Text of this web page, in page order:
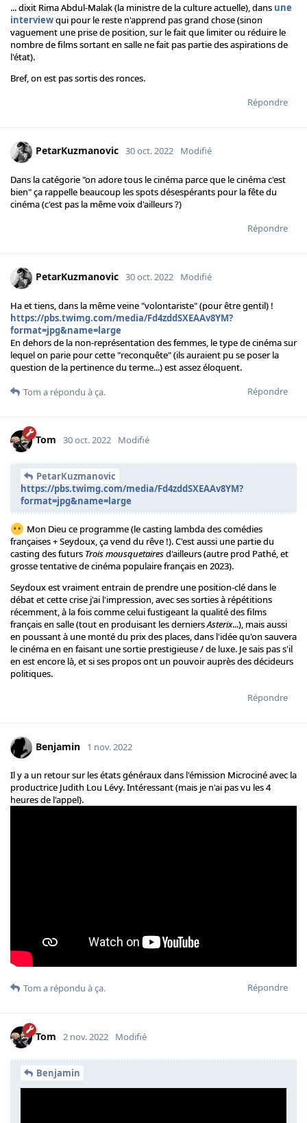
... dixit Rima Abdul-Malak (la ministre de la culture actuelle), dans une
interviewqui pour le reste n'apprend pas grand chose (sinon
vaguement une prise de position, sur le fait que limiter ou réduire le
nombre de films sortant en salle ne fait pas partie des aspirations de
l'état).
Bref, on est pas sortis des ronces.
Répondre
PetarKuzmanovic 30 oct. 2022 Modifié
Dans la catégorie "on adore tous le cinéma parce que le cinéma c'est
bien" ça rappelle beaucoup les spots désespérants pour la fête du
cinéma (c'est pas la même voix d'ailleurs ?)
Répondre
PetarKuzmanovic 30 oct. 2022 Modifié
Ha et tiens, dans la même veine "volontariste" (pour être gentil) !
https://pbs.twimg.com/media/Fd4zddSXEAAv8YM?
format=jpg&name=large
En dehors de la non-représentation des femmes, le type de cinéma sur
lequel on parie pour cette "reconquête" (ils auraient pu se poser la
question de la pertinence du terme...) est assez éloquent.
Répondre
Tom a répondu à ça.
Tom 30 oct. 2022 Modifié
PetarKuzmanovic
https://pbs.twimg.com/media/Fd4zddSXEAAv8YM?
format=jpg&name=large
Mon Dieu ce programme (le casting lambda des comédies
françaises + Seydoux, ça vend du rêve !). C'est aussi une partie du
casting des futurs Trois mousquetairesd'ailleurs (autre prod Pathé, et
grosse tentative de cinéma populaire français en 2023).
Seydoux est vraiment entrain de prendre une position-clé dans le
débat et cette crise j'ai l'impression, avec ses sorties à répétitions
récemment, à la fois comme celui fustigeant la qualité des films
français en salle (tout en produisant les derniersAsterix...), mais aussi
en poussant à une monté du prix des places, dans l'idée qu'on sauvera
le cinéma en en faisant une sortie prestigieuse / de luxe. Je sais pas s'il
en est encore là, et si ses propos ont un pouvoir auprès des décideurs
politiques.
Répondre
Benjamin 1 nov. 2022
Il y a un retour sur les états généraux dans l'émission Microciné avec la
productrice Judith Lou Lévy. Intéressant (mais je n'ai pas vu les 4
heures de l'appel).
Répondre
Tom a répondu à ça.
Tom 2 nov. 2022 Modifié
Benjamin